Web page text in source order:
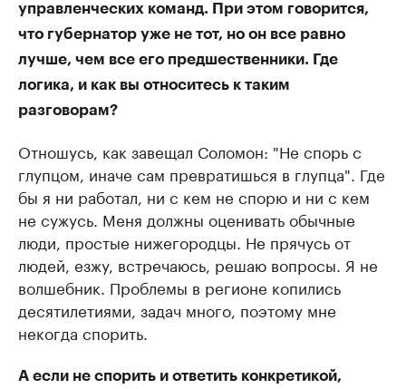
управленческих команд. При этом говорится,
что губернатор уже не тот, но он все равно
лучше, чем все его предшественники. Где
логика, и как вы относитесь к таким
разговорам?
Отношусь, как завещал Соломон: "Не спорь с
глупцом, иначе сам превратишься в глупца". Где
бы я ни работал, ни с кем не спорю и ни с кем
не сужусь. Меня должны оценивать обычные
люди, простые нижегородцы. Не прячусь от
людей, езжу, встречаюсь, решаю вопросы. Я не
волшебник. Проблемы в регионе копились
десятилетиями, задач много, поэтому мне
некогда спорить.
А если не спорить и ответить конкретикой,